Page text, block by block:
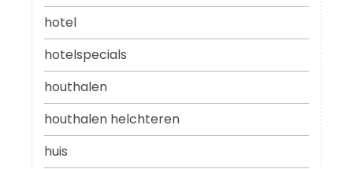
hotel
hotelspecials
houthalen
houthalen helchteren
huis